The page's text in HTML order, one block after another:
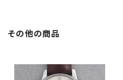
その他の商品